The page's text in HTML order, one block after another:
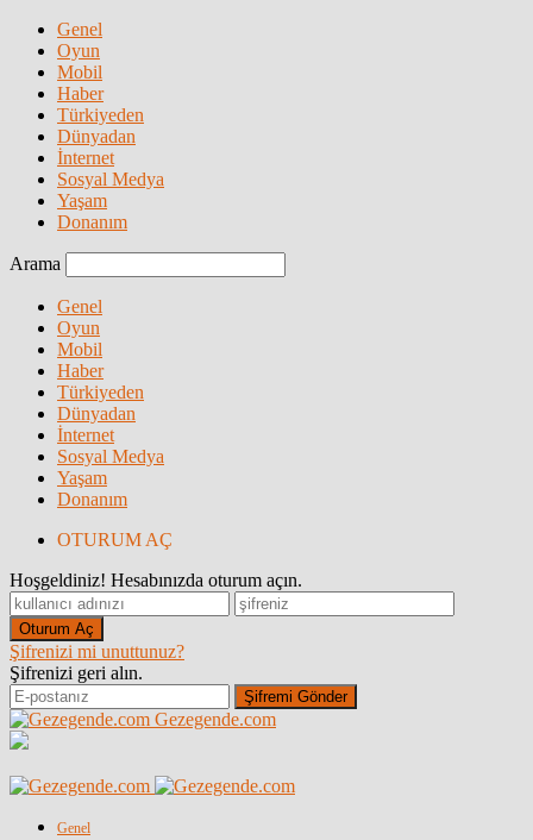
Genel
Oyun
Mobil
Haber
Türkiyeden
Dünyadan
İnternet
Sosyal Medya
Yaşam
Donanım
Arama
Genel
Oyun
Mobil
Haber
Türkiyeden
Dünyadan
İnternet
Sosyal Medya
Yaşam
Donanım
OTURUM AÇ
Hoşgeldiniz! Hesabınızda oturum açın.
Şifrenizi mi unuttunuz?
Şifrenizi geri alın.
Gezegende.com
Genel